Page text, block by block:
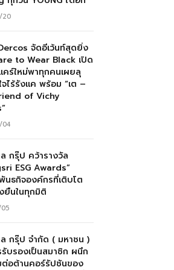
20
จัดอีเว้นท์สุดยิ่ง
to Wear Black เปิด
คร์ใหม่พาทุกคนเผยลุ
ไร้รังแค พร้อม “เต –
of Vichy
04
กรุ๊ป คว้ารางวัล
ESG Awards”
นธกิจองค์กรที่เติบโต
ยืนในทุกมิติ
ล กรุ๊ป จำกัด ( มหาชน )
รับรองเป็นสมาชิก ผนึก
ต่อต้านคอร์รัปชันของ